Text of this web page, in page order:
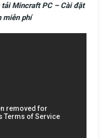
Mincraft PC – Cài đặt
miễn phí